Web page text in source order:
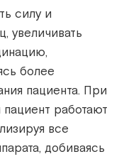
силу и
увеличивать
более
пациента. При
работают
все
добиваясь